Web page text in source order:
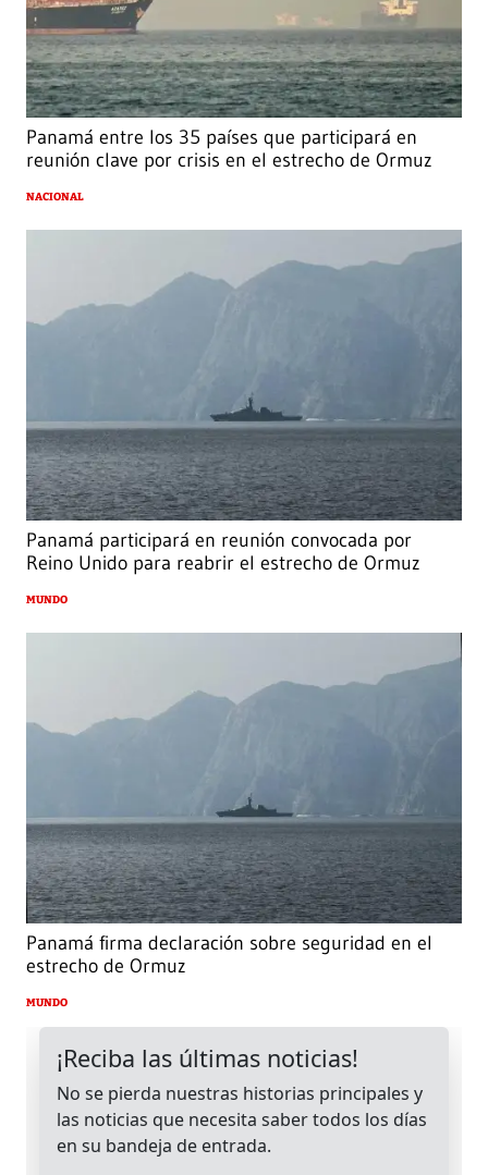
Panamá entre los 35 países que participará en
reunión clave por crisis en el estrecho de Ormuz
NACIONAL
Panamá participará en reunión convocada por
Reino Unido para reabrir el estrecho de Ormuz
MUNDO
Panamá firma declaración sobre seguridad en el
estrecho de Ormuz
MUNDO